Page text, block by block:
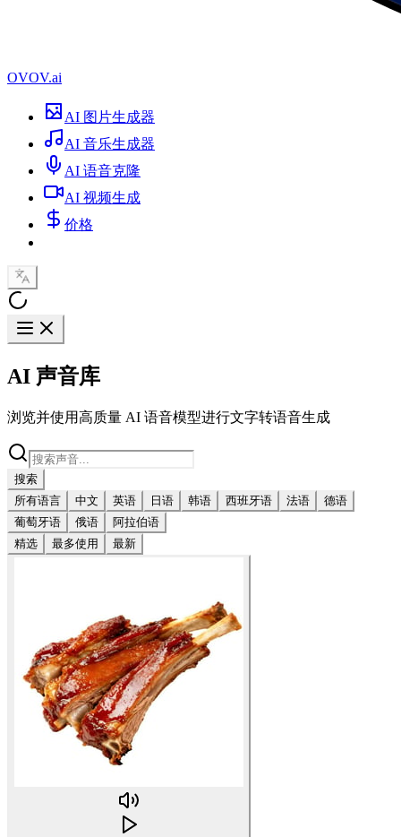
OVOV.ai
AI 图片生成器
AI 音乐生成器
AI 语音克隆
AI 视频生成
价格
AI 声音库
浏览并使用高质量 AI 语音模型进行文字转语音生成
搜索
所有语言
中文 英语 日语 韩语 西班牙语 法语
德语
葡萄牙语
俄语
阿拉伯语
精选
最多使用 最新